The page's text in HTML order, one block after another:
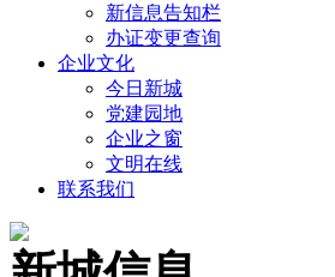
新信息告知栏
办证变更查询
企业文化
今日新城
党建园地
企业之窗
文明在线
联系我们